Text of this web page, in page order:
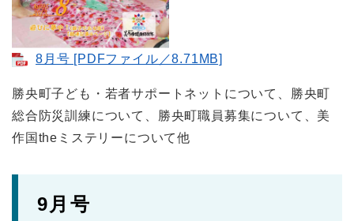
8月号 [PDFファイル／8.71MB]
勝央町子ども・若者サポートネットについて、勝央町
総合防災訓練について、勝央町職員募集について、美
作国theミステリーについて他
9月号